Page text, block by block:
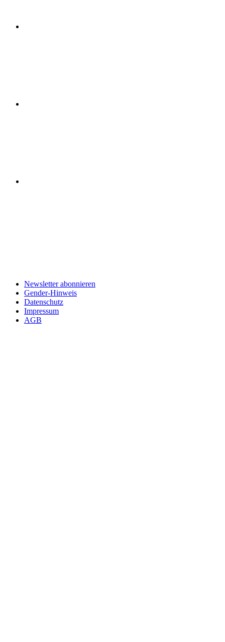
Newsletter abonnieren
Gender-Hinweis
Datenschutz
Impressum
AGB